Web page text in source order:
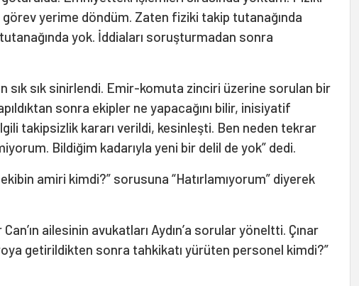
yerime döndüm. Zaten fiziki takip tutanağında
yok. İddiaları soruşturmadan sonra
sık sık sinirlendi. Emir-komuta zinciri üzerine sorulan bir
sonra ekipler ne yapacağını bilir, inisiyatif
takipsizlik kararı verildi, kesinleşti. Ben neden tekrar
Bildiğim kadarıyla yeni bir delil de yok” dedi.
amiri kimdi?” sorusuna “Hatırlamıyorum” diyerek
ailesinin avukatları Aydın’a sorular yöneltti. Çınar
getirildikten sonra tahkikatı yürüten personel kimdi?”